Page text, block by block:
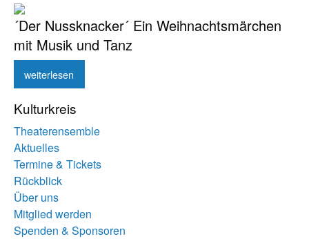
´Der Nussknacker´ Ein Weihnachtsmärchen
mit Musik und Tanz
weiterlesen
Kulturkreis
Theaterensemble
Aktuelles
Termine & Tickets
Rückblick
Über uns
Mitglied werden
Spenden & Sponsoren